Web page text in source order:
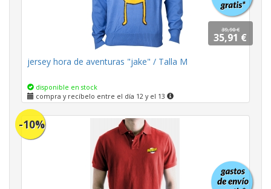
39,90 €
35,91 €
jersey hora de aventuras "jake" / Talla M
disponible en stock
compra y recíbelo entre el día 12 y el 13
-10%